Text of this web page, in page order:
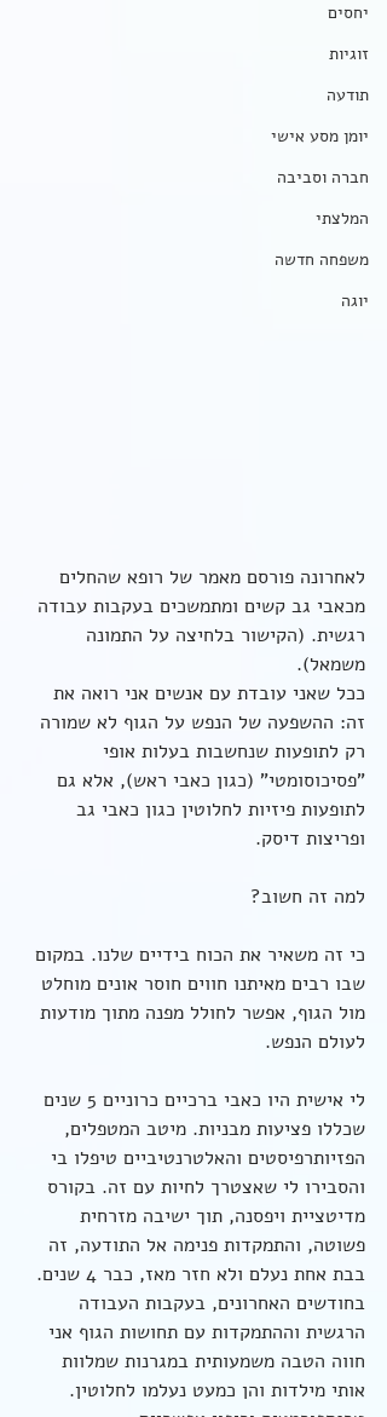
יחסים
זוגיות
תודעה
יומן מסע אישי
חברה וסביבה
המלצתי
משפחה חדשה
יוגה
לאחרונה פורסם מאמר של רופא שהחלים
מכאבי גב קשים ומתמשכים בעקבות עבודה
רגשית. (הקישור בלחיצה על התמונה
משמאל).
ככל שאני עובדת עם אנשים אני רואה את
זה: ההשפעה של הנפש על הגוף לא שמורה
רק לתופעות שנחשבות בעלות אופי
"פסיכוסומטי" (כגון כאבי ראש), אלא גם
לתופעות פיזיות לחלוטין כגון כאבי גב
ופריצות דיסק.
למה זה חשוב?
כי זה משאיר את הכוח בידיים שלנו. במקום
שבו רבים מאיתנו חווים חוסר אונים מוחלט
מול הגוף, אפשר לחולל מפנה מתוך מודעות
לעולם הנפש.
לי אישית היו כאבי ברכיים כרוניים 5 שנים
שכללו פציעות מבניות. מיטב המטפלים,
הפזיותרפיסטים והאלטרנטיביים טיפלו בי
והסבירו לי שאצטרך לחיות עם זה. בקורס
מדיטציית ויפסנה, תוך ישיבה מזרחית
פשוטה, והתמקדות פנימה אל התודעה, זה
בבת אחת נעלם ולא חזר מאז, כבר 4 שנים.
בחודשים האחרונים, בעקבות העבודה
הרגשית וההתמקדות עם תחושות הגוף אני
חווה הטבה משמעותית במגרנות שמלוות
אותי מילדות והן כמעט נעלמו לחלוטין.